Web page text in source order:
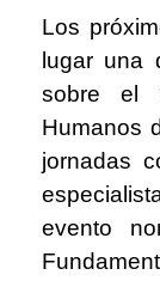
Los
lugar una
sobre el
Humanos
jornadas
evento